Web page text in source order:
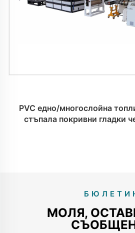
PVC едно/многослойна
стъпала покривни гладки
МОЛЯ,